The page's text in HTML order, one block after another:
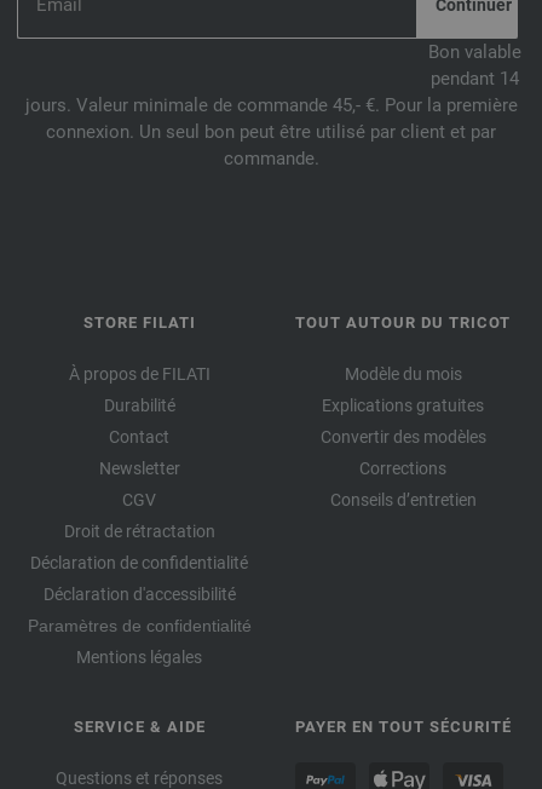
Bon valable
pendant 14
jours. Valeur minimale de commande 45,- €. Pour la première
connexion. Un seul bon peut être utilisé par client et par
commande.
STORE FILATI
À propos de FILATI
Durabilité
Contact
Newsletter
CGV
Droit de rétractation
Déclaration de confidentialité
Déclaration d'accessibilité
Paramètres de confidentialité
Mentions légales
TOUT AUTOUR DU TRICOT
Modèle du mois
Explications gratuites
Convertir des modèles
Corrections
Conseils d’entretien
SERVICE & AIDE
Questions et réponses
PAYER EN TOUT SÉCURITÉ